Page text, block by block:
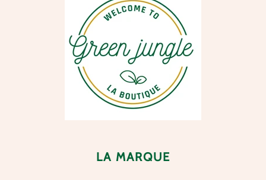
LA MARQUE